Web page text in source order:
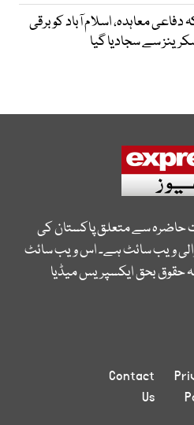
معاہدہ، اسلام آباد کو برقی
سے سجادیا گیا
حاضرہ سے متعلق پاکستان کی
ویب سائٹ ہے۔ اس ویب سائٹ
حقوق بحق ایکسپریس میڈیا
Contact
Us